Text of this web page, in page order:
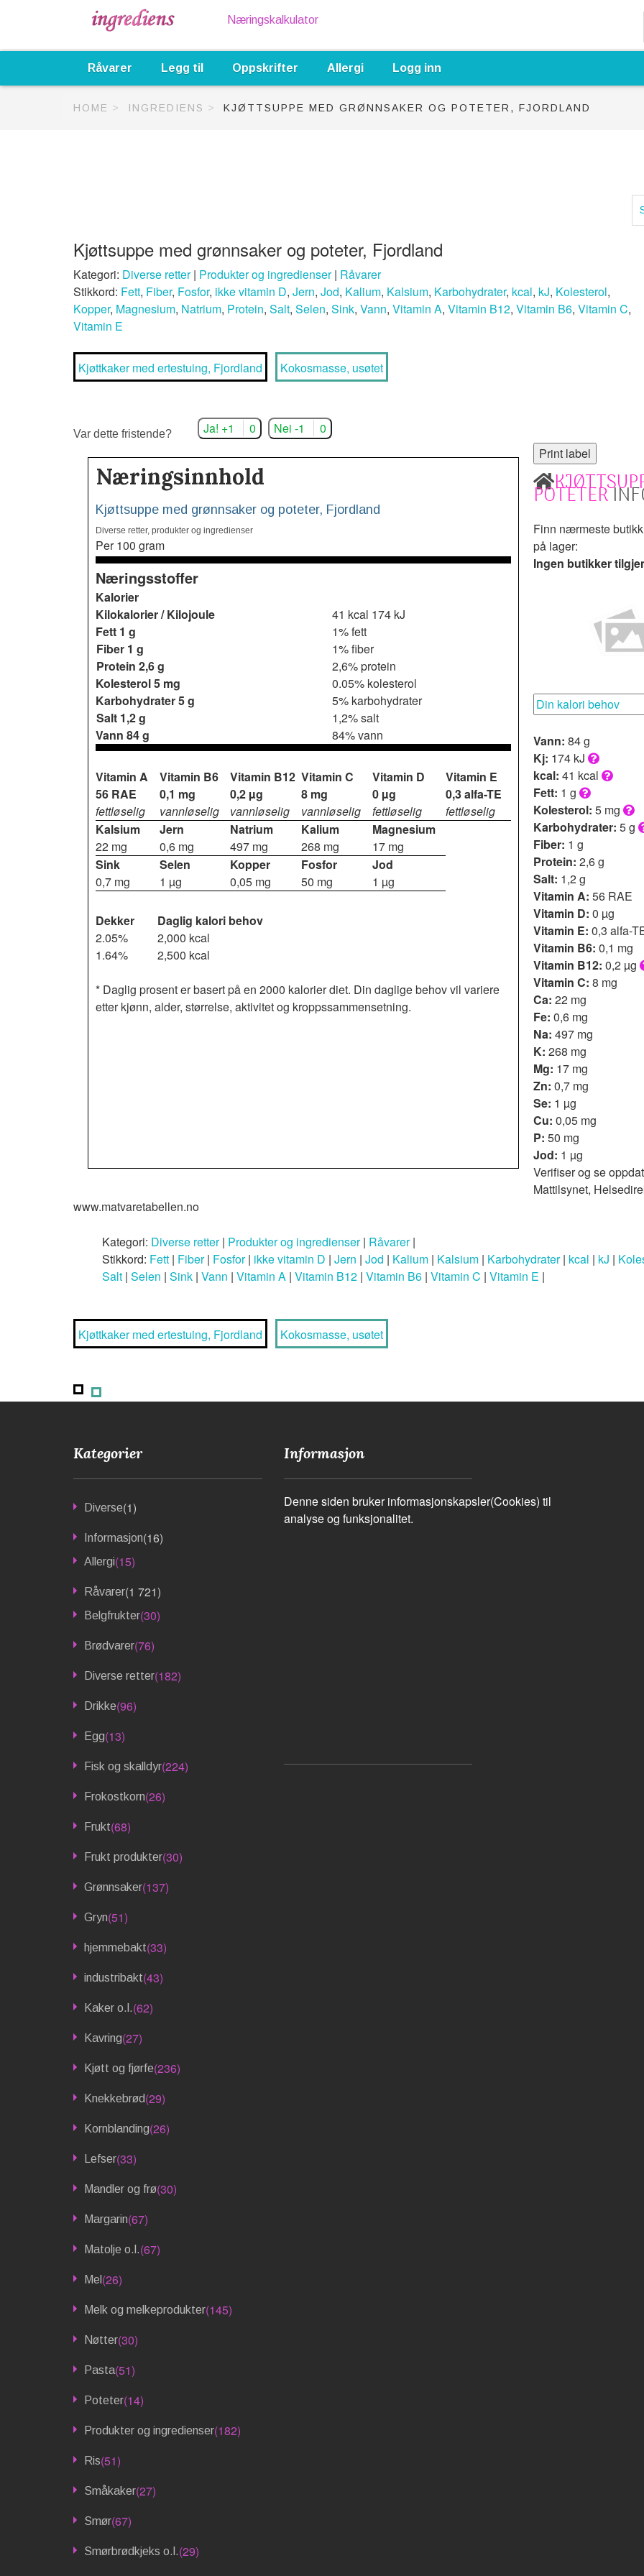
Næringskalkulator
Råvarer Legg til Oppskrifter Allergi Logg inn
HOME INGREDIENS KJØTTSUPPE MED GRØNNSAKER OG POTETER, FJORDLAND
Kjøttsuppe med grønnsaker og poteter, Fjordland
Kategori: Diverse retter| Produkter og ingredienser| Råvarer
Stikkord: Fett, Fiber, Fosfor, ikke vitamin D, Jern, Jod, Kalium, Kalsium, Karbohydrater, kcal, kJ, Kolesterol,
Kopper, Magnesium, Natrium, Protein, Salt, Selen, Sink, Vann, Vitamin A, Vitamin B12, Vitamin B6, Vitamin C,
Vitamin E
Kjøttkaker med ertestuing, Fjordland Kokosmasse, usøtet
Var dette fristende? Ja! +1 0 Nei -1 0
Næringsinnhold
Kjøttsuppe med grønnsaker og poteter, Fjordland
Diverse retter, produkter og ingredienser
Per 100 gram
Næringsstoffer
Kalorier
Kilokalorier / Kilojoule
41 kcal 174 kJ
Fett 1 g
1% fett
Fiber 1 g
1% fiber
Protein 2,6 g
2,6% protein
Kolesterol5 mg
0.05% kolesterol
Karbohydrater5 g
5% karbohydrater
Salt 1,2 g
1,2% salt
Vann 84 g 84% vann
Vitamin A
56 RAE
fettløselig
Vitamin B6
0,1 mg
vannløselig
Vitamin B12
0,2 µg
vannløselig
Vitamin C
8 mg
vannløselig
Vitamin D
0 µg
fettløselig
Vitamin E
0,3 alfa-TE
fettløselig
Kalsium
22 mg
Jern
0,6 mg
Natrium
497 mg
Kalium
268 mg
Magnesium
17 mg
Sink
0,7 mg
Selen
1 µg
Kopper
0,05 mg
Fosfor
50 mg
Jod
1 µg
Dekker
Daglig kalori behov
2.05%
2,000 kcal
1.64%
2,500 kcal
* Daglig prosent er basert på en 2000 kalorier diet. Din daglige behov vil variere
etter kjønn, alder, størrelse, aktivitet og kroppssammensetning.
POTETER
Finn nærmeste
på lager:
Ingen butikker
Vann: 84 g
Kj: 174 kJ
kcal: 41 kcal
Fett: 1 g
Kolesterol: 5 mg
Karbohydrater: 5 g
Fiber: 1 g
Protein: 2,6 g
Salt: 1,2 g
Vitamin A: 56 RAE
Vitamin D: 0 µg
Vitamin E: 0,3 alfa-
Vitamin B6: 0,1 mg
Vitamin B12: 0,2 µg
Vitamin C: 8 mg
Ca: 22 mg
Fe: 0,6 mg
Na: 497 mg
K: 268 mg
Mg: 17 mg
Zn: 0,7 mg
Se: 1 µg
Cu: 0,05 mg
P: 50 mg
Jod: 1 µg
Verifiser og se
Mattilsynet,
www.matvaretabellen.no
Kategori: Diverse retter| Produkter og ingredienser| Råvarer|
Stikkord: Fett | Fiber| Fosfor| ikke vitamin D | Jern | Jod | Kalium | Kalsium | Karbohydrater| kcal | kJ |
Salt | Selen | Sink | Vann | Vitamin A | Vitamin B12 | Vitamin B6 | Vitamin C | Vitamin E |
Kjøttkaker med ertestuing, Fjordland Kokosmasse, usøtet
Kategorier
Diverse(1)
Informasjon(16)
Allergi(15)
Råvarer(1 721)
Belgfrukter(30)
Brødvarer(76)
Diverse retter(182)
Drikke(96)
Egg(13)
Fisk og skalldyr(224)
Frokostkorn(26)
Frukt(68)
Frukt produkter(30)
Grønnsaker(137)
Gryn(51)
hjemmebakt(33)
industribakt(43)
Kaker o.l.(62)
Kavring(27)
Kjøtt og fjørfe(236)
Knekkebrød(29)
Kornblanding(26)
Lefser(33)
Mandler og frø(30)
Margarin(67)
Matolje o.l.(67)
Mel (26)
Melk og melkeprodukter(145)
Nøtter(30)
Pasta(51)
Poteter(14)
Produkter og ingredienser(182)
Ris(51)
Småkaker(27)
Smør(67)
Smørbrødkjeks o.l.(29)
Informasjon
Denne siden bruker informasjonskapsler(Cookies) til
analyse og funksjonalitet.